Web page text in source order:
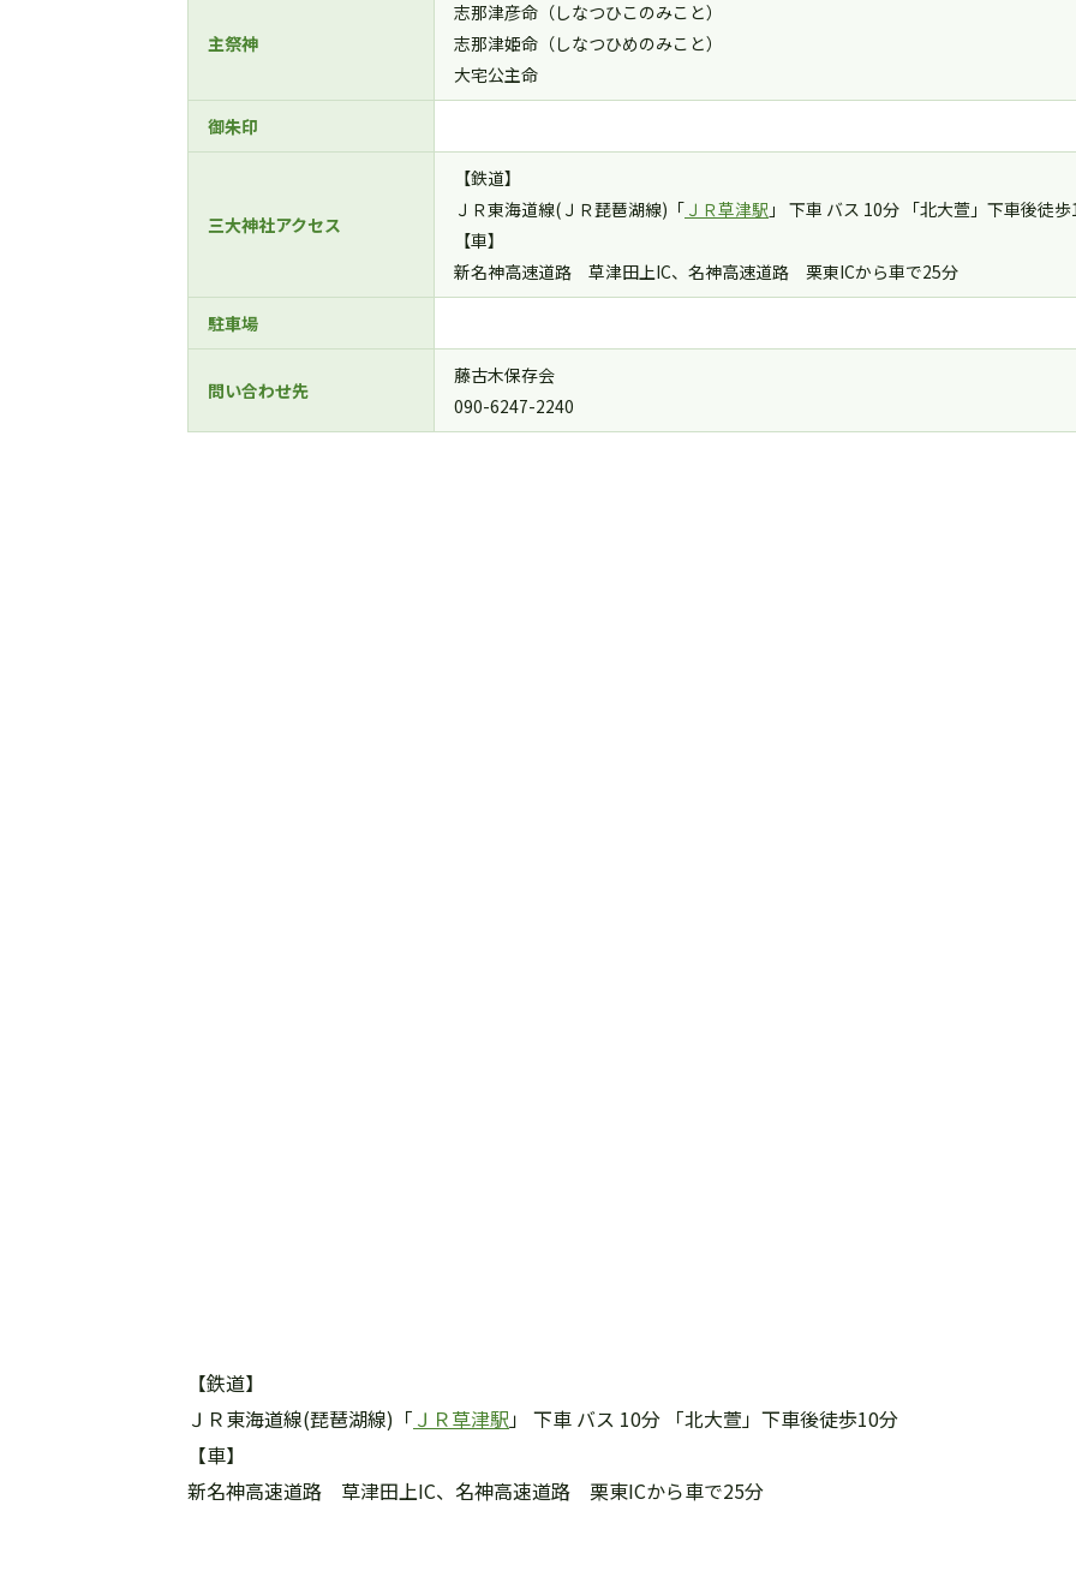
主祭神
志那津彦命（しなつひこのみこと）
志那津姫命（しなつひめのみこと）
大宅公主命
御朱印
三大神社アクセス
【鉄道】
ＪＲ東海道線(ＪＲ琵琶湖線)「 ＪＲ草津駅 」 下車 バス 10分 「北大萱」下車後徒
【車】
新名神高速道路 草津田上IC、名神高速道路 栗東ICから車で25分
駐車場
問い合わせ先
藤古木保存会
090-6247-2240
【鉄道】
ＪＲ東海道線(琵琶湖線)「 ＪＲ草津駅」 下車 バス 10分 「北大萱」下車後徒歩10分
【車】
新名神高速道路 草津田上IC、名神高速道路 栗東ICから車で25分